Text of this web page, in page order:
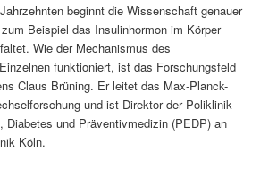
beginnt die Wissenschaft genauer
Beispiel das Insulinhormon im Körper
Wie der Mechanismus des
funktioniert, ist das Forschungsfeld
Claus Brüning. Er leitet das Max-Planck-
und ist Direktor der Poliklinik
Diabetes und Präventivmedizin (PEDP) an
Köln.